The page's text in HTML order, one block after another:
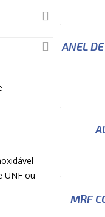
UNF ou
ANEL
MRF